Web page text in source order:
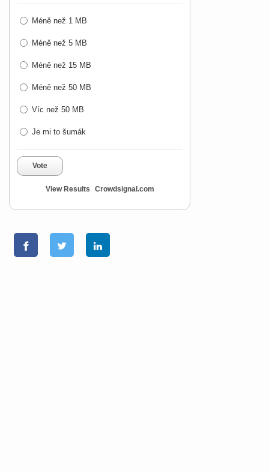
Méně než 1 MB
Méně než 5 MB
Méně než 15 MB
Méně než 50 MB
Víc než 50 MB
Je mi to šumák
Vote
View Results Crowdsignal.com